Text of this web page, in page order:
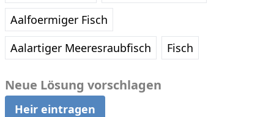
Aalfoermiger Fisch
Aalartiger Meeresraubfisch
Fisch
Neue Lösung vorschlagen
Heir eintragen